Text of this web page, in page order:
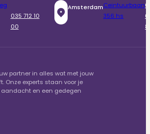
035 712 10
00
AmsterdamCeintuurbaan
356 hs
partner in alles wat met jouw
Onze experts staan voor je
aandacht en een gedegen